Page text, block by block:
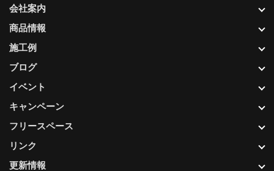
更新情報
会社案内
商品情報
施工例
ブログ
イベント
キャンペーン
フリースペース
リンク